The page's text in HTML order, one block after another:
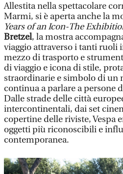
Allestita nella spettacolare
Marmi, si è aperta anche la
Years of an Icon-The
Bretzel, la mostra
viaggio attraverso i tanti ruoli
mezzo di trasporto e
di viaggio e icona di stile,
straordinarie e simbolo di un
continua a parlare a persone
Dalle strade delle città
intercontinentali, dai set
copertine delle riviste, Vespa
oggetti più riconoscibili e
contemporanea.